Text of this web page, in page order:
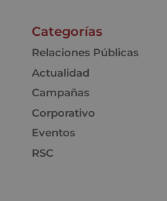
Categorías
Relaciones Públicas
Actualidad
Campañas
Corporativo
Eventos
RSC